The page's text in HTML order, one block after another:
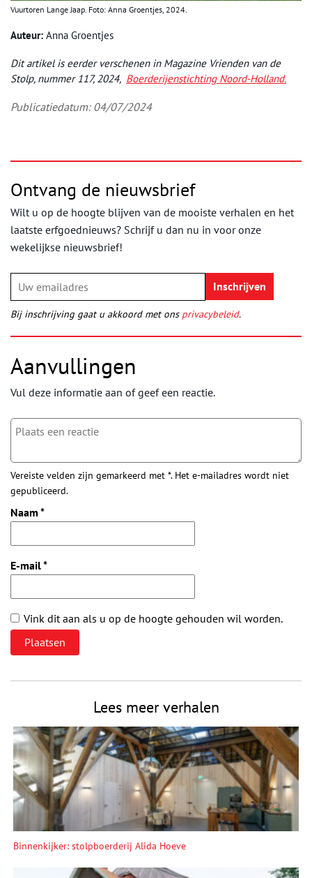
Vuurtoren Lange Jaap. Foto: Anna Groentjes, 2024.
Auteur: Anna Groentjes
Dit artikel is eerder verschenen in Magazine Vrienden van de
Stolp, nummer 117, 2024, Boerderijenstichting Noord-Holland.
Publicatiedatum: 04/07/2024
Ontvang de nieuwsbrief
Wilt u op de hoogte blijven van de mooiste verhalen en het
laatste erfgoednieuws? Schrijf u dan nu in voor onze
wekelijkse nieuwsbrief!
Bij inschrijving gaat u akkoord met ons privacybeleid.
Aanvullingen
Vul deze informatie aan of geef een reactie.
Vereiste velden zijn gemarkeerd met *. Het e-mailadres wordt niet
gepubliceerd.
Naam *
E-mail*
Vink dit aan als u op de hoogte gehouden wil worden.
Lees meer verhalen
Binnenkijker: stolpboerderij Alida Hoeve